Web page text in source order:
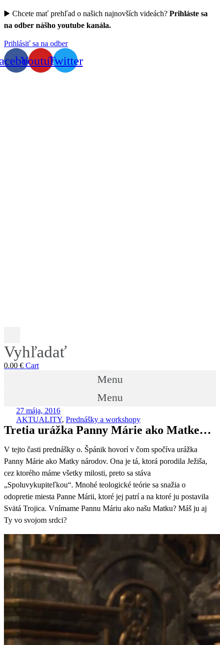
▶️ Chcete mať prehľad o našich najnovších videách? Prihláste sa
na odber nášho youtube kanála.
Prihlásiť sa na odber
YoutubeTwitter
Vyhľadať
0.00 € Cart
Menu
Menu
27 mája, 2016
AKTUALITY, Prednášky a workshopy
Tretia urážka Panny Márie ako Matke…
V tejto časti prednášky o. Špánik hovorí v čom spočíva urážka
Panny Márie ako Matky národov. Ona je tá, ktorá porodila Ježiša,
cez ktorého máme všetky milosti, preto sa stáva
„Spoluvykupiteľkou“. Mnohé teologické teórie sa snažia o
odopretie miesta Panne Márii, ktoré jej patrí a na ktoré ju postavila
Svätá Trojica. Vnímame Pannu Máriu ako našu Matku? Máš ju aj
Ty vo svojom srdci?